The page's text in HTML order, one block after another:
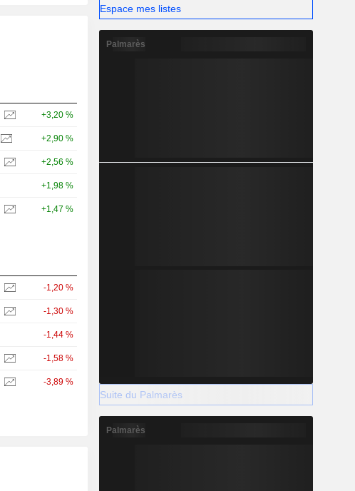
+3,20 %
+2,90 %
+2,56 %
+1,98 %
+1,47 %
-1,20 %
-1,30 %
-1,44 %
-1,58 %
-3,89 %
Espace mes listes
Palmarès
Suite du Palmarès
Palmarès